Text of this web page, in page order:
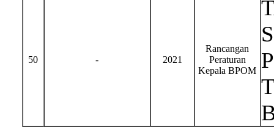
50 - 2021
Rancangan
Peraturan
Kepala BPOM